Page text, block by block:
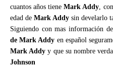
cuantos años tieneMark Addy,
edad de Mark Addy sin develarlo
Siguiendo con mas información
de Mark Addy en español
Mark Addy y que su nombre
Johnson